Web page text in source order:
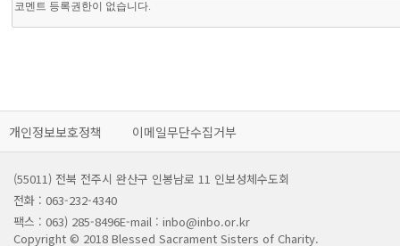
개인정보보호정책 이메일무단수집거부
(55011) 전북 전주시 완산구 인봉남로 11 인보성체수도회
전화 : 063-232-4340
팩스 : 063) 285-8496E-mail : inbo@inbo.or.kr
Copyright © 2018 Blessed Sacrament Sisters of Charity.